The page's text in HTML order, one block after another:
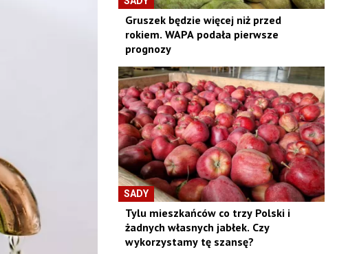
Gruszek będzie więcej niż przed
rokiem. WAPA podała pierwsze
prognozy
SADY
Tylu mieszkańców co trzy Polski i
żadnych własnych jabłek. Czy
wykorzystamy tę szansę?